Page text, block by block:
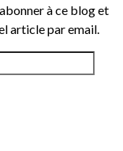
à ce blog et
article par email.